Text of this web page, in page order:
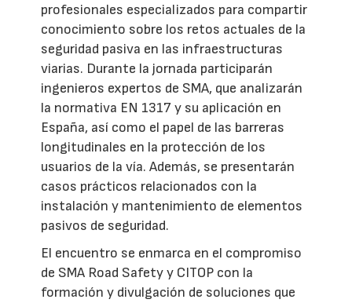
profesionales especializados para compartir
conocimiento sobre los retos actuales de la
seguridad pasiva en las infraestructuras
viarias. Durante la jornada participarán
ingenieros expertos de SMA, que analizarán
la normativa EN 1317 y su aplicación en
España, así como el papel de las barreras
longitudinales en la protección de los
usuarios de la vía. Además, se presentarán
casos prácticos relacionados con la
instalación y mantenimiento de elementos
pasivos de seguridad.
El encuentro se enmarca en el compromiso
de SMA Road Safety y CITOP con la
formación y divulgación de soluciones que